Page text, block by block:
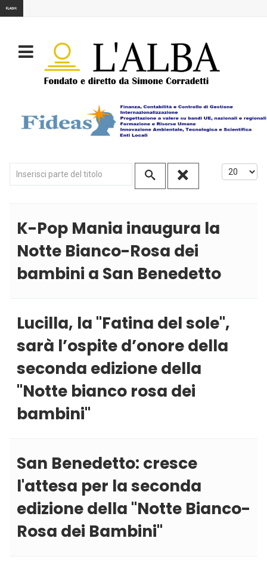
FLASH:
Inserisci parte del titolo
K-Pop Mania inaugura la
Notte Bianco-Rosa dei
bambini a San Benedetto
Lucilla, la ''Fatina del sole'',
sarà l’ospite d’onore della
seconda edizione della
''Notte bianco rosa dei
bambini''
San Benedetto: cresce
l'attesa per la seconda
edizione della ''Notte Bianco-
Rosa dei Bambini''